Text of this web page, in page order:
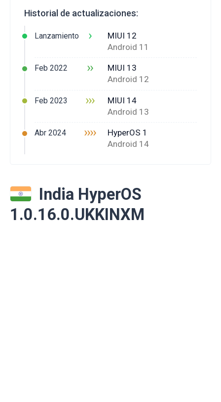
Historial de actualizaciones:
Lanzamiento ›
MIUI 12
Android 11
Feb 2022 ››
MIUI 13
Android 12
Feb 2023 ›››
MIUI 14
Android 13
Abr 2024 ››››
HyperOS 1
Android 14
India HyperOS
1.0.16.0.UKKINXM